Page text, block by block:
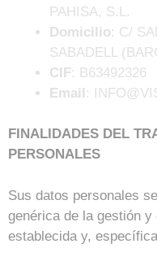
PAHISA, S.L.
Domicilio: C/
SABADELL
CIF: B63492326
Email :
FINALIDADES DEL
PERSONALES
Sus datos personales
genérica de la gestión
establecida y,